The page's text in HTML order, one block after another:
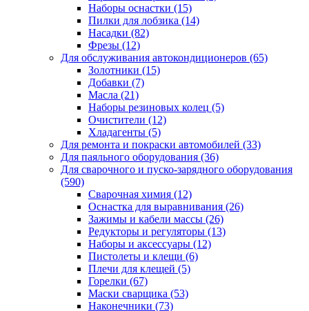
Наборы оснастки (15)
Пилки для лобзика (14)
Насадки (82)
Фрезы (12)
Для обслуживания автокондиционеров (65)
Золотники (15)
Добавки (7)
Масла (21)
Наборы резиновых колец (5)
Очистители (12)
Хладагенты (5)
Для ремонта и покраски автомобилей (33)
Для паяльного оборудования (36)
Для сварочного и пуско-зарядного оборудования
(590)
Сварочная химия (12)
Оснастка для выравнивания (26)
Зажимы и кабели массы (26)
Редукторы и регуляторы (13)
Наборы и аксессуары (12)
Пистолеты и клещи (6)
Плечи для клещей (5)
Горелки (67)
Маски сварщика (53)
Наконечники (73)